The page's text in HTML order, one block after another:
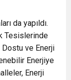
da yapıldı.
Tesislerinde
ve Enerji
Enerjiye
Enerji